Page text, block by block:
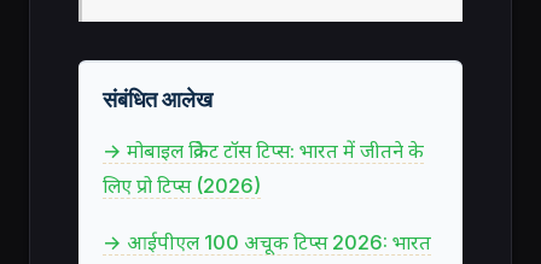
संबंधित आलेख
→ मोबाइल क्रिकेट टॉस टिप्स: भारत में जीतने के
लिए प्रो टिप्स (2026)
→ आईपीएल 100 अचूक टिप्स 2026: भारत